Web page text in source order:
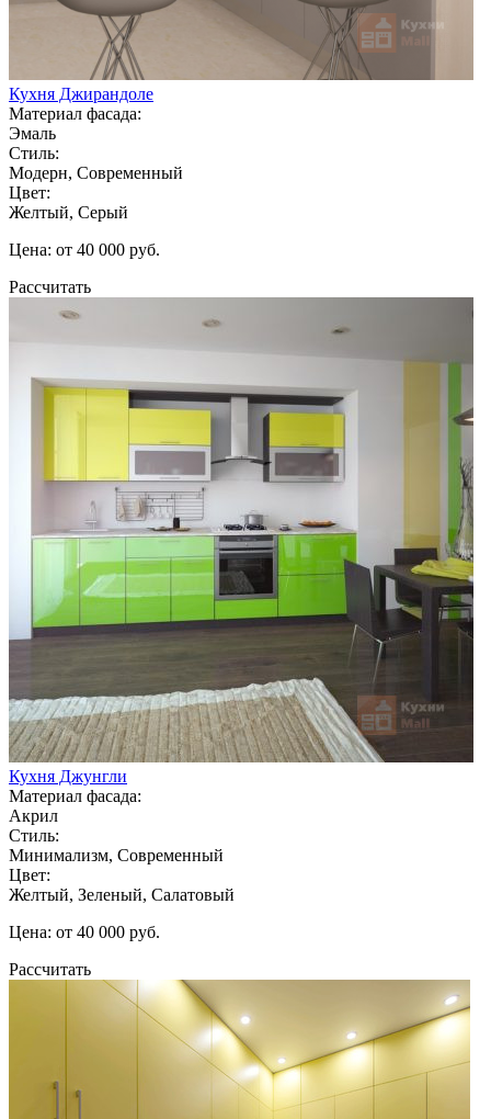
Кухня Джирандоле
Материал фасада:
Эмаль
Стиль:
Модерн, Современный
Цвет:
Желтый, Серый
Цена: от 40 000 руб.
Рассчитать
Кухня Джунгли
Материал фасада:
Акрил
Стиль:
Минимализм, Современный
Цвет:
Желтый, Зеленый, Салатовый
Цена: от 40 000 руб.
Рассчитать